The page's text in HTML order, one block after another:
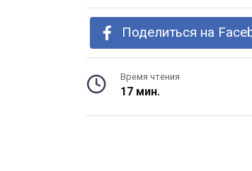
Поделиться на
Время чтения
17 мин.